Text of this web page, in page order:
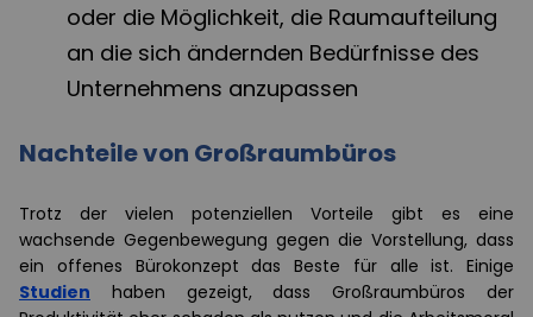
oder die Möglichkeit, die Raumaufteilung
an die sich ändernden Bedürfnisse des
Unternehmens anzupassen
Nachteile von Großraumbüros
Trotz der vielen potenziellen Vorteile gibt es eine
wachsende Gegenbewegung gegen die Vorstellung, dass
ein offenes Bürokonzept das Beste für alle ist. Einige
Studien haben gezeigt, dass Großraumbüros der